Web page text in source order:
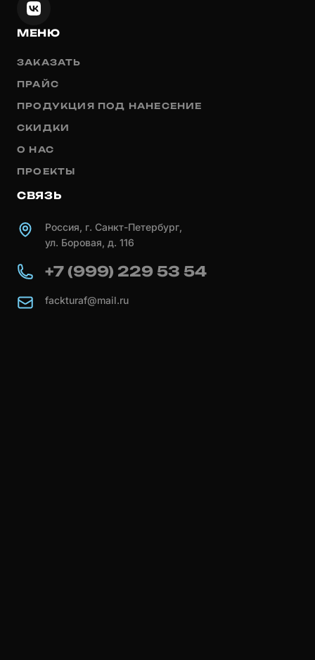
МЕНЮ
ЗАКАЗАТЬ
ПРАЙС
ПРОДУКЦИЯ ПОД НАНЕСЕНИЕ
СКИДКИ
О НАС
ПРОЕКТЫ
СВЯЗЬ
Россия, г. Санкт-Петербург,
ул. Боровая, д. 116
+7 (999) 229 53 54
fackturaf@mail.ru